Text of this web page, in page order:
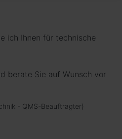
ich Ihnen für technische
berate Sie auf Wunsch vor
- QMS-Beauftragter)